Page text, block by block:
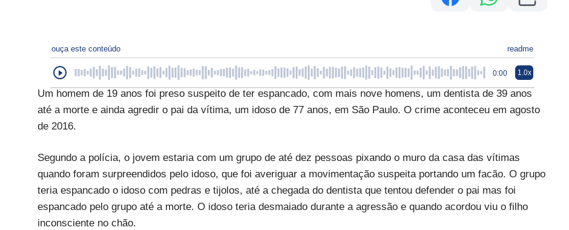
ouça este conteúdo readme
0:00 1.0x
Um homem de 19 anos foi preso suspeito de ter espancado, com mais nove homens, um dentista de 39 anos
até a morte e ainda agredir o pai da vítima, um idoso de 77 anos, em São Paulo. O crime aconteceu em agosto
de 2016.
Segundo a polícia, o jovem estaria com um grupo de até dez pessoas pixando o muro da casa das vítimas
quando foram surpreendidos pelo idoso, que foi averiguar a movimentação suspeita portando um facão. O grupo
teria espancado o idoso com pedras e tijolos, até a chegada do dentista que tentou defender o pai mas foi
espancado pelo grupo até a morte. O idoso teria desmaiado durante a agressão e quando acordou viu o filho
inconsciente no chão.